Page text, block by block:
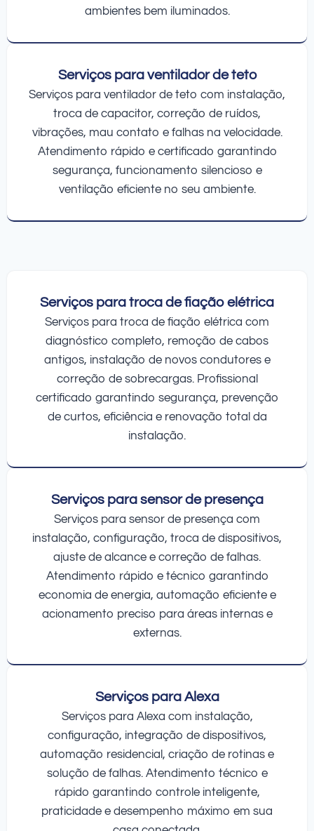
ambientes bem iluminados.
Serviços para ventilador de teto
Serviços para ventilador de teto com instalação,
troca de capacitor, correção de ruídos,
vibrações, mau contato e falhas na velocidade.
Atendimento rápido e certificado garantindo
segurança, funcionamento silencioso e
ventilação eficiente no seu ambiente.
Serviços para troca de fiação elétrica
Serviços para troca de fiação elétrica com
diagnóstico completo, remoção de cabos
antigos, instalação de novos condutores e
correção de sobrecargas. Profissional
certificado garantindo segurança, prevenção
de curtos, eficiência e renovação total da
instalação.
Serviços para sensor de presença
Serviços para sensor de presença com
instalação, configuração, troca de dispositivos,
ajuste de alcance e correção de falhas.
Atendimento rápido e técnico garantindo
economia de energia, automação eficiente e
acionamento preciso para áreas internas e
externas.
Serviços para Alexa
Serviços para Alexa com instalação,
configuração, integração de dispositivos,
automação residencial, criação de rotinas e
solução de falhas. Atendimento técnico e
rápido garantindo controle inteligente,
praticidade e desempenho máximo em sua